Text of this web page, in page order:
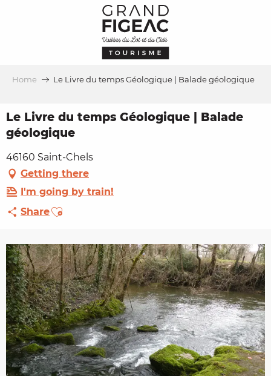
Home Le Livre du temps Géologique | Balade géologique
Le Livre du temps Géologique | Balade
géologique
46160 Saint-Chels
Getting there
I'm going by train!
ShareAjouter aux favoris